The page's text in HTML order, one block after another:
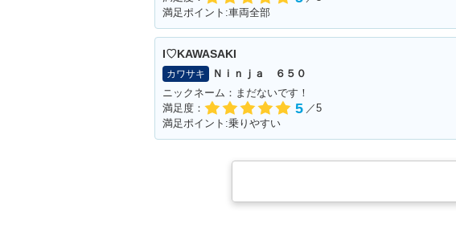
満足ポイント:車両全部
I♡KAWASAKI
カワサキ
Ｎｉｎｊａ ６５０
ニックネーム：まだないです！
満足度：
5 ／5
満足ポイント:乗りやすい